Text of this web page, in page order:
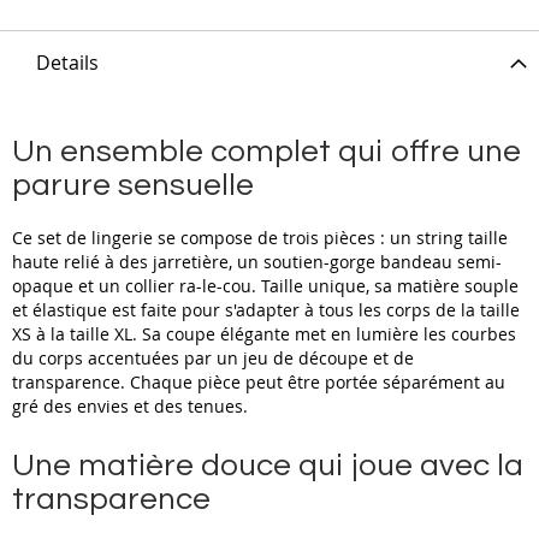
Details
Un ensemble complet qui offre une
parure sensuelle
Ce set de lingerie se compose de trois pièces : un string taille
haute relié à des jarretière, un soutien-gorge bandeau semi-
opaque et un collier ra-le-cou. Taille unique, sa matière souple
et élastique est faite pour s'adapter à tous les corps de la taille
XS à la taille XL. Sa coupe élégante met en lumière les courbes
du corps accentuées par un jeu de découpe et de
transparence. Chaque pièce peut être portée séparément au
gré des envies et des tenues.
Une matière douce qui joue avec la
transparence